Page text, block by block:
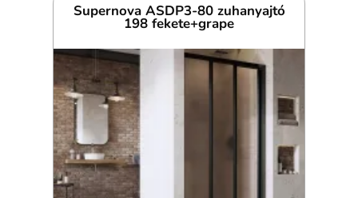
Supernova ASDP3-80 zuhanyajtó
198 fekete+grape